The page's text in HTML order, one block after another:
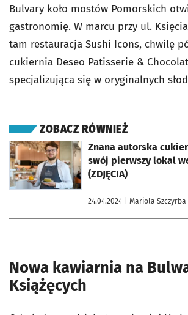
Bulvary koło mostów Pomorskich
gastronomię. W marcu przy ul.
tam restauracja Sushi Icons, chwilę
cukiernia Deseo Patisserie &
specjalizująca się w oryginalnych
ZOBACZ RÓWNIEŻ
Znana autorska
swój pierwszy lokal
(ZDJĘCIA)
24.04.2024 | Mariola Szczyrba
otworzy się w nowej karcie
Nowa kawiarnia na
Książęcych